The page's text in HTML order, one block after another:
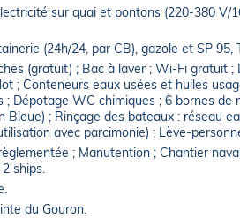
sur quai et pontons (220-380 V/
(24h/24, par CB), gazole et SP 95,
(gratuit) ; Bac à laver ; Wi-Fi gratuit ;
; Conteneurs eaux usées et huiles
; Dépotage WC chimiques ; 6 bornes de
Bleue) ; Rinçage des bateaux : réseau
avec parcimonie) ; Lève-
; Manutention ; Chantier
ships.
du Gouron.